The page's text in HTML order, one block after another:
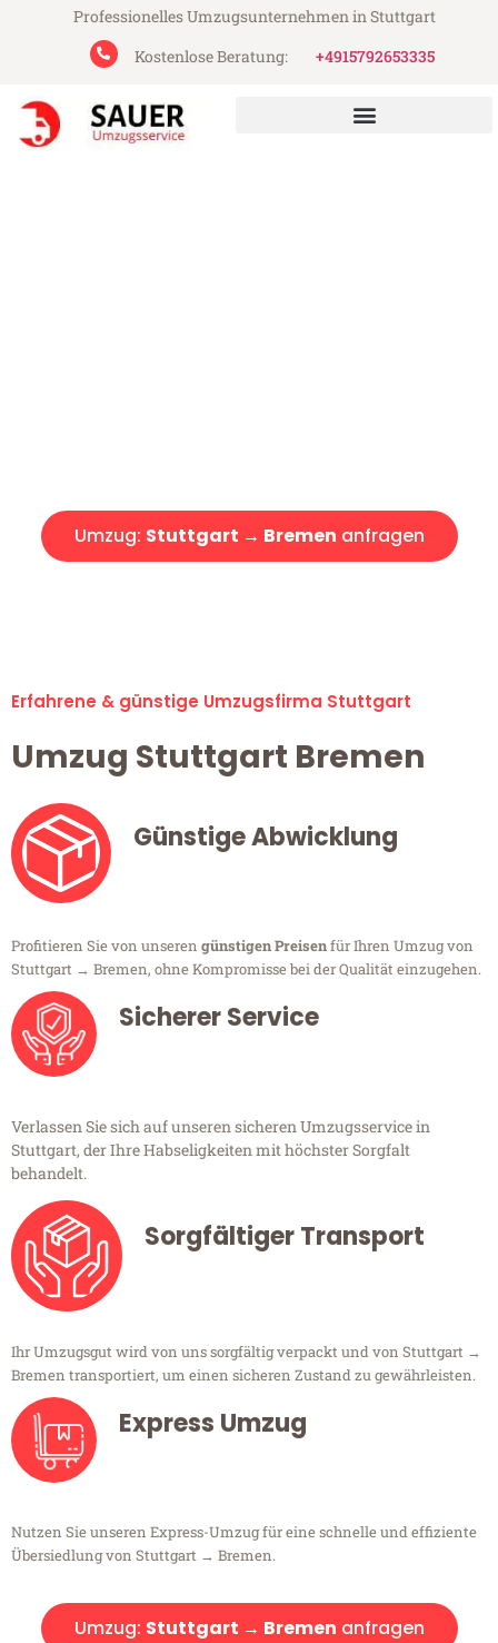
Professionelles Umzugsunternehmen in Stuttgart
Kostenlose Beratung:
+4915792653335
Umzug: Stuttgart → Bremen anfragen
Erfahrene & günstige Umzugsfirma Stuttgart
Umzug Stuttgart Bremen
Günstige Abwicklung
Profitieren Sie von unseren günstigen Preisenfür Ihren Umzug von
Stuttgart → Bremen, ohne Kompromisse bei der Qualität einzugehen.
Sicherer Service
Verlassen Sie sich auf unseren sicheren Umzugsservice in
Stuttgart, der Ihre Habseligkeiten mit höchster Sorgfalt
behandelt.
Sorgfältiger Transport
Ihr Umzugsgut wird von uns sorgfältig verpackt und von Stuttgart →
Bremen transportiert, um einen sicheren Zustand zu gewährleisten.
Express Umzug
Nutzen Sie unseren Express-Umzug für eine schnelle und effiziente
Übersiedlung von Stuttgart → Bremen.
Umzug: Stuttgart → Bremen anfragen